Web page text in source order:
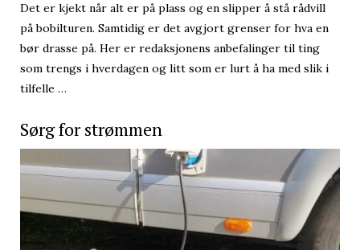
Det er kjekt når alt er på plass og en slipper å stå rådvill
på bobilturen. Samtidig er det avgjort grenser for hva en
bør drasse på. Her er redaksjonens anbefalinger til ting
som trengs i hverdagen og litt som er lurt å ha med slik i
tilfelle …
Sørg for strømmen